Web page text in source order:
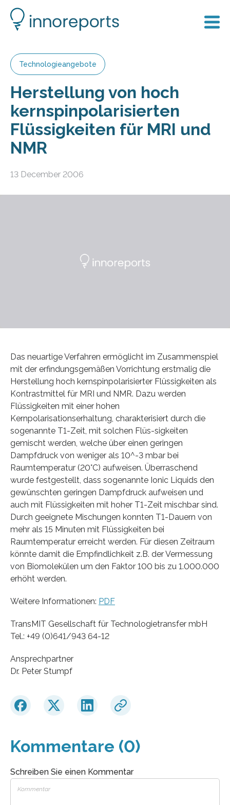
Technologieangebote
Herstellung von hoch
kernspinpolarisierten
Flüssigkeiten für MRI und
NMR
13 December 2006
Das neuartige Verfahren ermöglicht im Zusammenspiel
mit der erfindungsgemäßen Vorrichtung erstmalig die
Herstellung hoch kernspinpolarisierter Flüssigkeiten als
Kontrastmittel für MRI und NMR. Dazu werden
Flüssigkeiten mit einer hohen
Kernpolarisationserhaltung, charakterisiert durch die
sogenannte T1-Zeit, mit solchen Flüs-sigkeiten
gemischt werden, welche über einen geringen
Dampfdruck von weniger als 10^-3 mbar bei
Raumtemperatur (20°C) aufweisen. Überraschend
wurde festgestellt, dass sogenannte Ionic Liquids den
gewünschten geringen Dampfdruck aufweisen und
auch mit Flüssigkeiten mit hoher T1-Zeit mischbar sind.
Durch geeignete Mischungen konnten T1-Dauern von
mehr als 15 Minuten mit Flüssigkeiten bei
Raumtemperatur erreicht werden. Für diesen Zeitraum
könnte damit die Empfindlichkeit z.B. der Vermessung
von Biomolekülen um den Faktor 100 bis zu 1.000.000
erhöht werden.
Weitere Informationen: PDF
TransMIT Gesellschaft für Technologietransfer mbH
Tel.: +49 (0)641/943 64-12
Ansprechpartner
Dr. Peter Stumpf
Kommentare (0)
Schreiben Sie einen Kommentar